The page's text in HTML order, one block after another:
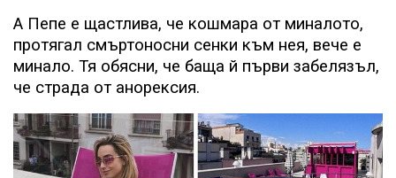
А Пепе е щастлива, че кошмара от миналото,
протягал смъртоносни сенки към нея, вече е
минало. Тя обясни, че баща й първи забелязъл,
че страда от анорексия.